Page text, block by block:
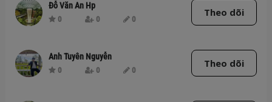
Đỗ Văn An Hp
0 0 0
Theo dõi
Anh Tuyên Nguyễn
0 0 0
Theo dõi